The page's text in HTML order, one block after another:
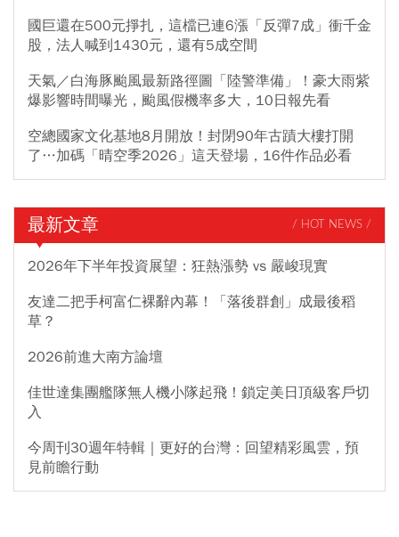
國巨還在500元掙扎，這檔已連6漲「反彈7成」衝千金
股，法人喊到1430元，還有5成空間
天氣／白海豚颱風最新路徑圖「陸警準備」！豪大雨紫
爆影響時間曝光，颱風假機率多大，10日報先看
空總國家文化基地8月開放！封閉90年古蹟大樓打開
了…加碼「晴空季2026」這天登場，16件作品必看
最新文章 / HOT NEWS /
2026年下半年投資展望：狂熱漲勢 vs 嚴峻現實
友達二把手柯富仁裸辭內幕！「落後群創」成最後稻
草？
2026前進大南方論壇
佳世達集團艦隊無人機小隊起飛！鎖定美日頂級客戶切
入
今周刊30週年特輯｜更好的台灣：回望精彩風雲，預
見前瞻行動